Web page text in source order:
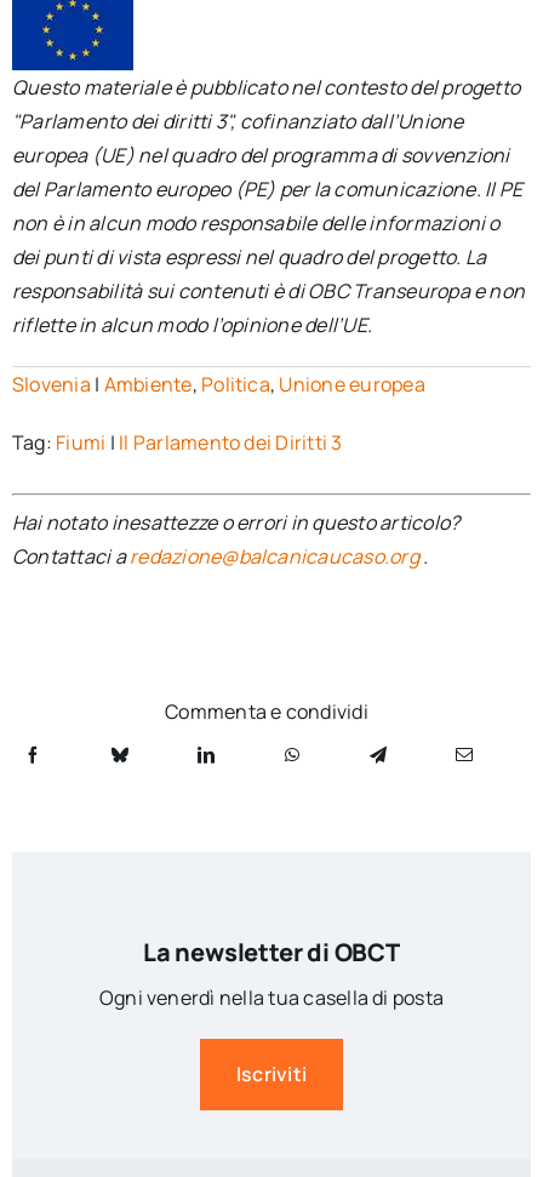
Questo materiale è pubblicato nel contesto del progetto
"Parlamento dei diritti 3", cofinanziato dall’Unione
europea (UE) nel quadro del programma di sovvenzioni
del Parlamento europeo (PE) per la comunicazione. Il PE
non è in alcun modo responsabile delle informazioni o
dei punti di vista espressi nel quadro del progetto. La
responsabilità sui contenuti è di OBC Transeuropa e non
riflette in alcun modo l’opinione dell’UE.
Slovenia | Ambiente, Politica, Unione europea
Tag: Fiumi | Il Parlamento dei Diritti 3
Hai notato inesattezze o errori in questo articolo?
Contattaci aredazione@balcanicaucaso.org.
Commenta e condividi
La newsletter di OBCT
Ogni venerdì nella tua casella di posta
Iscriviti